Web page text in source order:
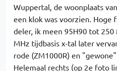
Wuppertal, de woonplaats
een klok was voorzien. Hoge
deler, ik meen 95H90 tot 250
MHz tijdbasis x-tal later
rode (ZM1000R) en
Helemaal rechts (op 2e foto